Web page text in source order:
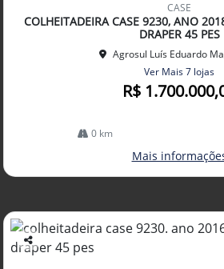
arti
lhe
CASE
COLHEITADEIRA CASE 9230, ANO
DRAPER 45 PES
Agrosul Luís Eduardo
Ver Mais 7 lojas
R$
0 km
Mais
Co